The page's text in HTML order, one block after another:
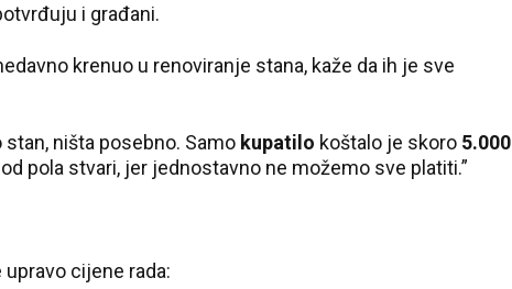
i građani.
krenuo u renoviranje stana, kaže da ih je sve
ništa posebno. Samo kupatilo koštalo je skoro 5.000
pola stvari, jer jednostavno ne možemo sve platiti.”
cijene rada: